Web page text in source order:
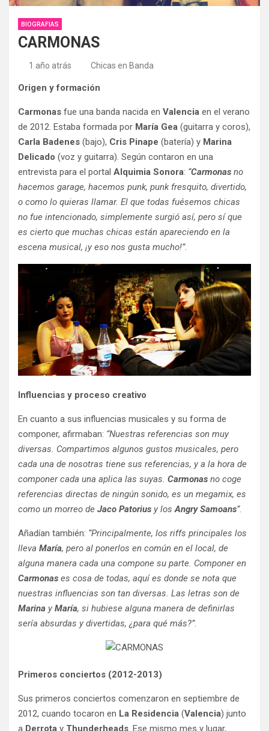
BIOGRAFIAS
CARMONAS
1 año atrás Chicas en Banda
Origen y formación
Carmonas fue una banda nacida en Valencia en el verano
de 2012. Estaba formada por María Gea (guitarra y coros),
Carla Badenes (bajo), Cris Pinape (batería) y Marina
Delicado (voz y guitarra). Según contaron en una
entrevista para el portal Alquimia Sonora: “Carmonas no
hacemos garage, hacemos punk, punk fresquito, divertido,
o como lo quieras llamar. El que todas fuésemos chicas
no fue intencionado, simplemente surgió así, pero sí que
es cierto que muchas chicas están apareciendo en la
escena musical, ¡y eso nos gusta mucho!”.
Influencias y proceso creativo
En cuanto a sus influencias musicales y su forma de
componer, afirmaban: “Nuestras referencias son muy
diversas. Compartimos algunos gustos musicales, pero
cada una de nosotras tiene sus referencias, y a la hora de
componer cada una aplica las suyas. Carmonas no coge
referencias directas de ningún sonido, es un megamix, es
como un morreo de Jaco Patorius y losAngry Samoans”.
Añadían también: “Principalmente, los riffs principales los
lleva María, pero al ponerlos en común en el local, de
alguna manera cada una compone su parte. Componer en
Carmonas es cosa de todas, aquí es donde se nota que
nuestras influencias son tan diversas. Las letras son de
Marina y María, si hubiese alguna manera de definirlas
sería absurdas y divertidas, ¿para qué más?”.
Primeros conciertos (2012-2013)
Sus primeros conciertos comenzaron en septiembre de
2012, cuando tocaron en La Residencia (Valencia) junto
a Derrota y Thunderheads. Ese mismo mes y lugar,